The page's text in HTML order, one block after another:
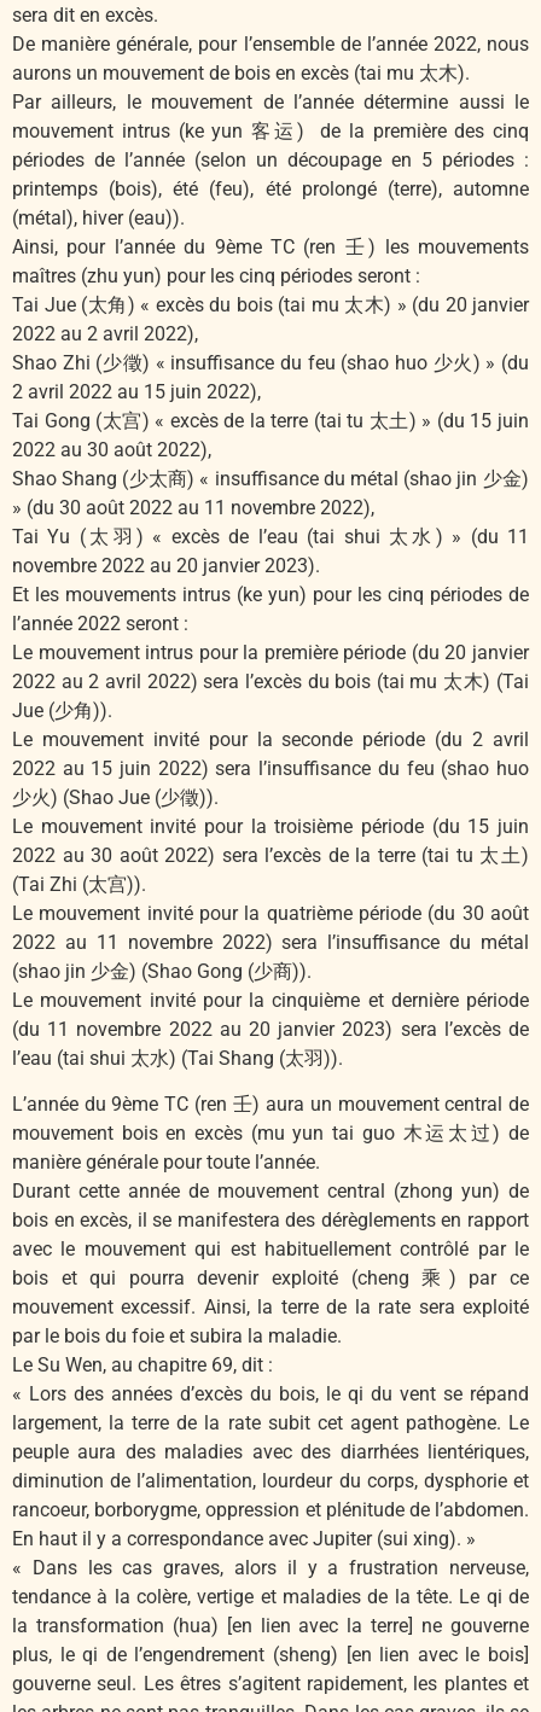
sera dit en excès.
De manière générale, pour l’ensemble de l’année 2022, nous
aurons un mouvement de bois en excès (tai mu 太木).
Par ailleurs, le mouvement de l’année détermine aussi le
mouvement intrus (ke yun 客运) de la première des cinq
périodes de l’année (selon un découpage en 5 périodes :
printemps (bois), été (feu), été prolongé (terre), automne
(métal), hiver (eau)).
Ainsi, pour l’année du 9ème TC (ren 壬) les mouvements
maîtres (zhu yun) pour les cinq périodes seront :
Tai Jue (太角) « excès du bois (tai mu 太木) » (du 20 janvier
2022 au 2 avril 2022),
Shao Zhi (少徵) « insuffisance du feu (shao huo 少火) » (du
2 avril 2022 au 15 juin 2022),
Tai Gong (太宫) « excès de la terre (tai tu 太土) » (du 15 juin
2022 au 30 août 2022),
Shao Shang (少太商) « insuffisance du métal (shao jin 少金)
» (du 30 août 2022 au 11 novembre 2022),
Tai Yu (太羽) « excès de l’eau (tai shui 太水) » (du 11
novembre 2022 au 20 janvier 2023).
Et les mouvements intrus (ke yun) pour les cinq périodes de
l’année 2022 seront :
Le mouvement intrus pour la première période (du 20 janvier
2022 au 2 avril 2022) sera l’excès du bois (tai mu 太木) (Tai
Jue (少角)).
Le mouvement invité pour la seconde période (du 2 avril
2022 au 15 juin 2022) sera l’insuffisance du feu (shao huo
少火) (Shao Jue (少徵)).
Le mouvement invité pour la troisième période (du 15 juin
2022 au 30 août 2022) sera l’excès de la terre (tai tu 太土)
(Tai Zhi (太宫)).
Le mouvement invité pour la quatrième période (du 30 août
2022 au 11 novembre 2022) sera l’insuffisance du métal
(shao jin 少金) (Shao Gong (少商)).
Le mouvement invité pour la cinquième et dernière période
(du 11 novembre 2022 au 20 janvier 2023) sera l’excès de
l’eau (tai shui 太水) (Tai Shang (太羽)).
L’année du 9ème TC (ren 壬) aura un mouvement central de
mouvement bois en excès (mu yun tai guo 木运太过) de
manière générale pour toute l’année.
Durant cette année de mouvement central (zhong yun) de
bois en excès, il se manifestera des dérèglements en rapport
avec le mouvement qui est habituellement contrôlé par le
bois et qui pourra devenir exploité (cheng 乘) par ce
mouvement excessif. Ainsi, la terre de la rate sera exploité
par le bois du foie et subira la maladie.
Le Su Wen, au chapitre 69, dit :
« Lors des années d’excès du bois, le qi du vent se répand
largement, la terre de la rate subit cet agent pathogène. Le
peuple aura des maladies avec des diarrhées lientériques,
diminution de l’alimentation, lourdeur du corps, dysphorie et
rancoeur, borborygme, oppression et plénitude de l’abdomen.
En haut il y a correspondance avec Jupiter (sui xing). »
« Dans les cas graves, alors il y a frustration nerveuse,
tendance à la colère, vertige et maladies de la tête. Le qi de
la transformation (hua) [en lien avec la terre] ne gouverne
plus, le qi de l’engendrement (sheng) [en lien avec le bois]
gouverne seul. Les êtres s’agitent rapidement, les plantes et